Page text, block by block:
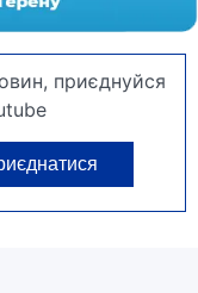
приєднуйся